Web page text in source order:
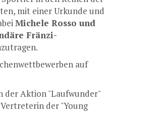
mit einer Urkunde und
Michele Rosso und
Fränzi-
auf
der Aktion "Laufwunder"
der "Young